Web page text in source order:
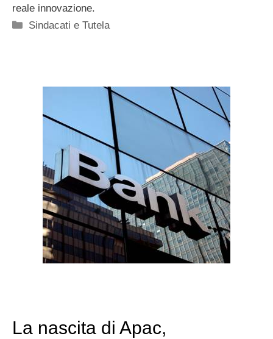
reale innovazione.
Categorie
Sindacati e Tutela
La nascita di Apac,